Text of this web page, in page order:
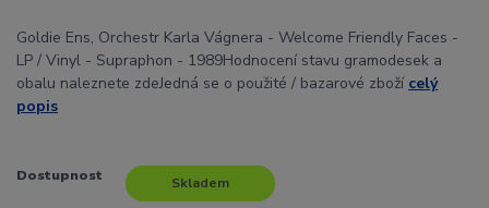
Goldie Ens, Orchestr Karla Vágnera - Welcome Friendly Faces -
LP / Vinyl - Supraphon - 1989Hodnocení stavu gramodesek a
obalu naleznete zdeJedná se o použité / bazarové zboží celý
popis
Dostupnost Skladem